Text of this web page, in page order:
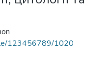
123456789/1020